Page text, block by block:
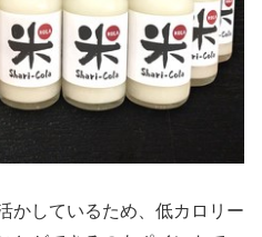
かしているため、低カロリー